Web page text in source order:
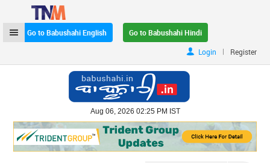
Go to Babushahi English
Go to Babushahi Hindi
Login
| Register
Aug 06, 2026 02:25 PM IST